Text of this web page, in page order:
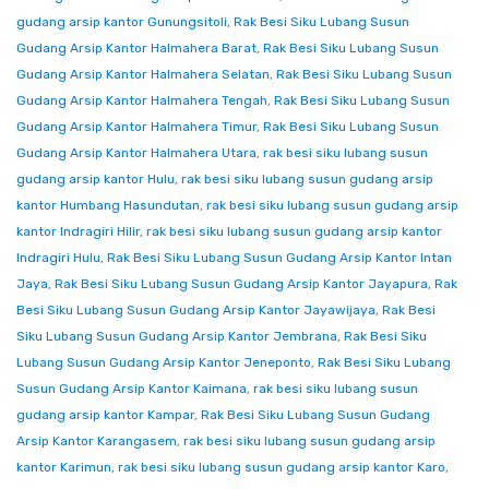
gudang arsip kantor Gunungsitoli, Rak Besi Siku Lubang Susun
Gudang Arsip Kantor Halmahera Barat, Rak Besi Siku Lubang Susun
Gudang Arsip Kantor Halmahera Selatan, Rak Besi Siku Lubang Susun
Gudang Arsip Kantor Halmahera Tengah, Rak Besi Siku Lubang Susun
Gudang Arsip Kantor Halmahera Timur, Rak Besi Siku Lubang Susun
Gudang Arsip Kantor Halmahera Utara, rak besi siku lubang susun
gudang arsip kantor Hulu, rak besi siku lubang susun gudang arsip
kantor Humbang Hasundutan, rak besi siku lubang susun gudang arsip
kantor Indragiri Hilir, rak besi siku lubang susun gudang arsip kantor
Indragiri Hulu, Rak Besi Siku Lubang Susun Gudang Arsip Kantor Intan
Jaya, Rak Besi Siku Lubang Susun Gudang Arsip Kantor Jayapura, Rak
Besi Siku Lubang Susun Gudang Arsip Kantor Jayawijaya, Rak Besi
Siku Lubang Susun Gudang Arsip Kantor Jembrana, Rak Besi Siku
Lubang Susun Gudang Arsip Kantor Jeneponto, Rak Besi Siku Lubang
Susun Gudang Arsip Kantor Kaimana, rak besi siku lubang susun
gudang arsip kantor Kampar, Rak Besi Siku Lubang Susun Gudang
Arsip Kantor Karangasem, rak besi siku lubang susun gudang arsip
kantor Karimun, rak besi siku lubang susun gudang arsip kantor Karo,